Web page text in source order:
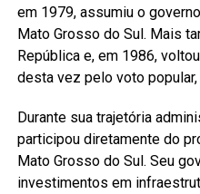
em 1979, assumiu o
Mato Grosso do Sul. Mais
República e, em 1986,
desta vez pelo voto
Durante sua trajetória
participou diretamente do
Mato Grosso do Sul. Seu
investimentos em